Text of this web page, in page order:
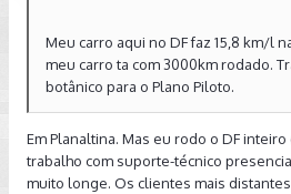
Meu carro aqui no DF faz 15,8 km/l
meu carro ta com 3000km rodado.
botânico para o Plano Piloto.
Em Planaltina. Mas eu rodo o DF
trabalho com suporte-técnico
muito longe. Os clientes mais